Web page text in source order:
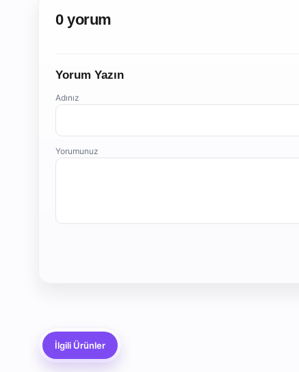
0 yorum
Yorum Yazın
Adınız
Yorumunuz
İlgili Ürünler